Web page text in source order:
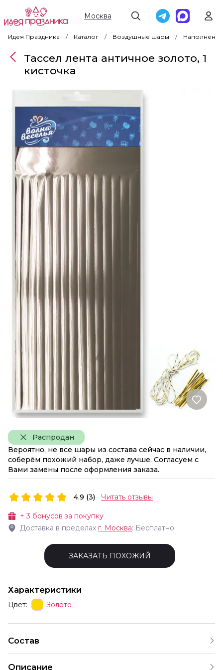
Москва
Идея Праздника Каталог Воздушные шары
Распродан
Вероятно, не все шары из состава сейчас в наличии,
соберём похожий набор, даже лучше. Согласуем с
Вами замены после оформления заказа.
Тассел лента античное золото, 1
кисточка
+3 бонусов за покупку
Доставка в пределах г. Москва: Бесплатно
4.9 (3) Читать отзывы
ЗАКАЗАТЬ ПОХОЖИЙ
Характеристики
Цвет: Золото
Состав
Описание